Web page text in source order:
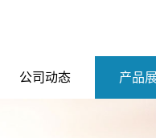
公司动态 产品